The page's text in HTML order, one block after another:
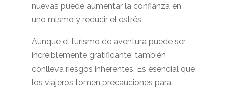
nuevas puede aumentar la confianza en
uno mismo y reducir el estrés.
Aunque el turismo de aventura puede ser
increíblemente gratificante, también
conlleva riesgos inherentes. Es esencial que
los viajeros tomen precauciones para